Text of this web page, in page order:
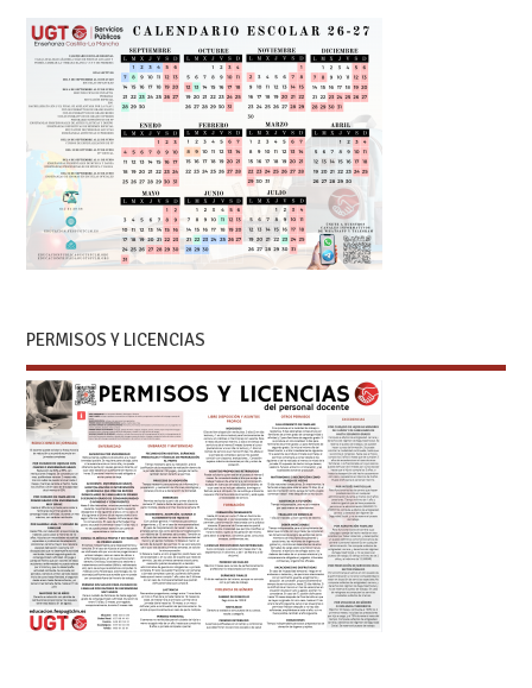
PERMISOS Y LICENCIAS